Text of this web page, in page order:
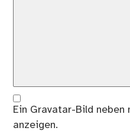
Ein Gravatar-Bild neben
anzeigen.